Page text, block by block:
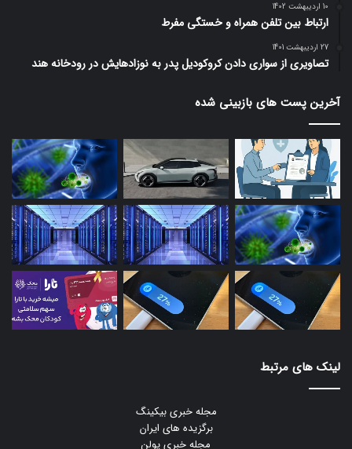
10 اردیبهشت 1402
ارتباط بین تلفن همراه و خستگی مفرط
27 اردیبهشت 1401
تصاویری از سواری دادن کروکودیل پدر به نوزادهایش در رودخانه هند
آخرین پست های بازبینی شده
لینک های مرتبط
مجله خبری بیکینگ
برگزیده های ایران
مجله خبری یولن